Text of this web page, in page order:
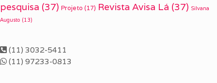
pesquisa (37) Projeto (17) Revista Avisa Lá (37) Silvana
Augusto (13)
(11) 3032-5411
(11) 97233-0813